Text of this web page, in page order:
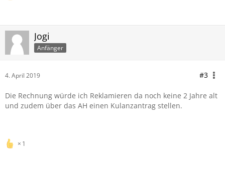
Jogi
Anfänger
4. April 2019 #3
Die Rechnung würde ich Reklamieren da noch keine 2 Jahre alt
und zudem über das AH einen Kulanzantrag stellen.
1